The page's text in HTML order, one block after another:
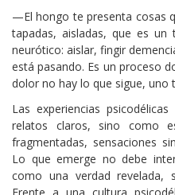
—El hongo te presenta cosas
tapadas, aisladas, que es un
neurótico: aislar, fingir
está pasando. Es un proceso
dolor no hay lo que sigue, uno
Las experiencias
relatos claros, sino como
fragmentadas, sensaciones
Lo que emerge no debe
como una verdad revelada,